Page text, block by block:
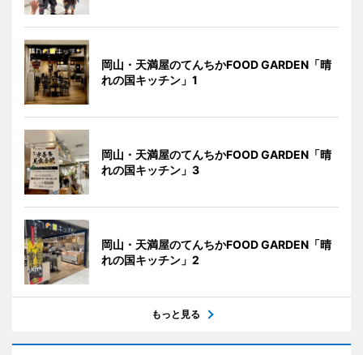
岡山・天満屋のてんちかFOOD GARDEN「晴
れの国キッチン」1
岡山・天満屋のてんちかFOOD GARDEN「晴
れの国キッチン」3
岡山・天満屋のてんちかFOOD GARDEN「晴
れの国キッチン」2
もっと見る